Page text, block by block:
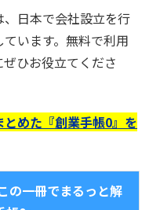
日本で会社設立を行
います。無料で利用
ひお役立てくださ
とめた『創業手帳0』を
の一冊でまるっと解